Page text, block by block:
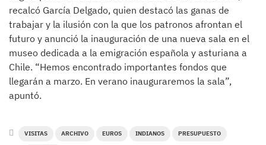
recalcó García Delgado, quien destacó las ganas de
trabajar y la ilusión con la que los patronos afrontan el
futuro y anunció la inauguración de una nueva sala en el
museo dedicada a la emigración española y asturiana a
Chile. “Hemos encontrado importantes fondos que
llegarán a marzo. En verano inauguraremos la sala”,
apuntó.
VISITAS ARCHIVO EUROS INDIANOS PRESUPUESTO